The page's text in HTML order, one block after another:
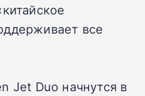
все
Jet Duo начнутся в